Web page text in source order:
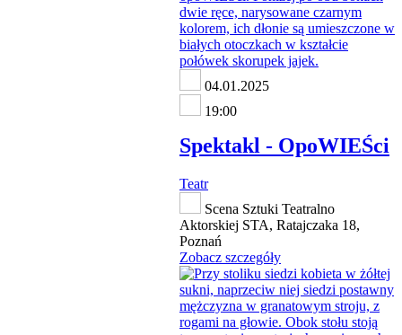
04.01.2025
19:00
Spektakl - OpoWIEŚci
Teatr
Scena Sztuki Teatralno
Aktorskiej STA, Ratajczaka 18,
Poznań
Zobacz szczegóły